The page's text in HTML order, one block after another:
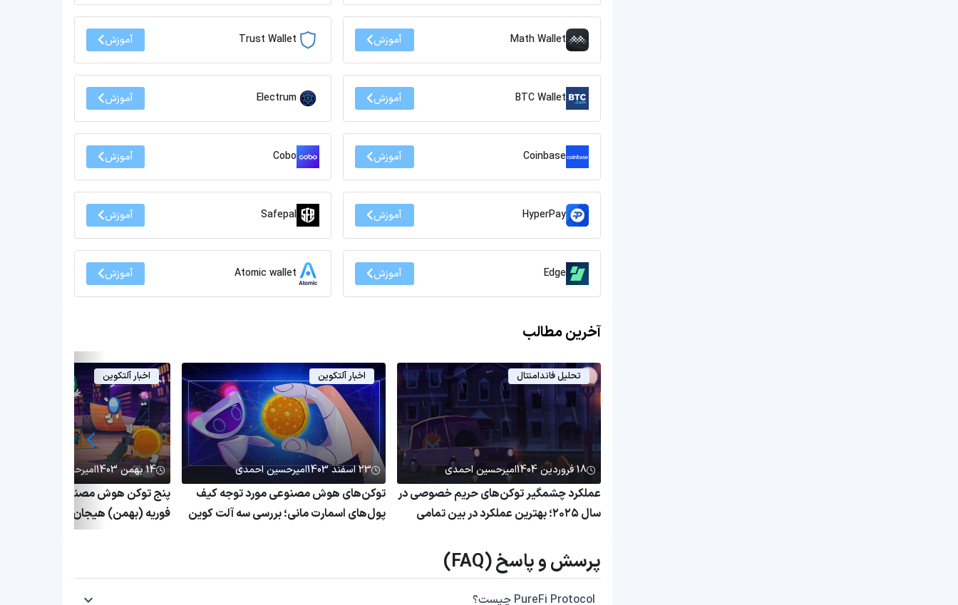
Math Wallet آموزش Trust Wallet آموزش
BTC Wallet آموزش Electrum آموزش
Coinbase آموزش Cobo آموزش
HyperPay آموزش Safepal آموزش
Edge آموزش Atomic wallet آموزش
آخرین مطالب
تحلیل فاندامنتال
18 فروردین 1404 امیرحسین احمدی
عملکرد چشمگیر توکن‌های حریم خصوصی در
سال ۲۰۲۵؛ بهترین عملکرد در بین تمامی
اخبار آلتکوین
23 اسفند 1403 امیرحسین احمدی
توکن‌های هوش مصنوعی مورد توجه کیف
پول‌های اسمارت مانی؛ بررسی سه آلت کوین
اخبار آلتکوین
14 بهمن 1403 امیرحسین احمدی
پنج توکن هوش مصنوعی که احتمالا
فوریه (بهمن) هیجان‌انگیز عمل کنند
پرسش و پاسخ (FAQ)
PureFi Protocol چیست؟